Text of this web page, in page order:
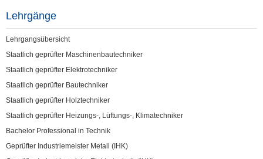
Lehrgänge
Lehrgangsübersicht
Staatlich geprüfter Maschinenbautechniker
Staatlich geprüfter Elektrotechniker
Staatlich geprüfter Bautechniker
Staatlich geprüfter Holztechniker
Staatlich geprüfter Heizungs-, Lüftungs-, Klimatechniker
Bachelor Professional in Technik
Geprüfter Industriemeister Metall (IHK)